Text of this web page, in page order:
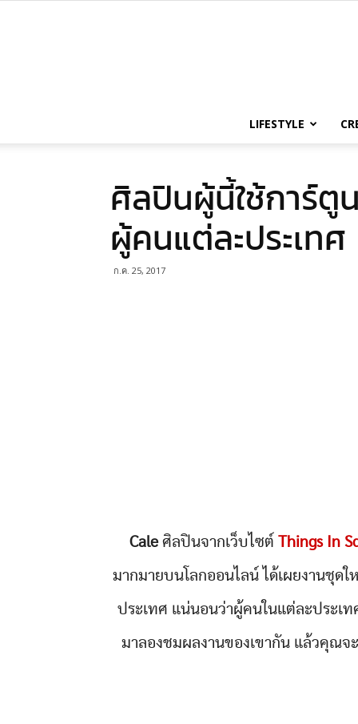
LIFESTYLE
ศิลปินผู้นี้ใช้การ์ตู
ผู้คนแต่ละประเทศ
ก.ค. 25, 2017
Cale ศิลปินจากเว็บไซต์ Things In
มากมายบนโลกออนไลน์ ได้เผยงานชุด
ประเทศ แน่นอนว่าผู้คนในแต่ละประเท
มาลองชมผลงานของเขากัน แล้วคุณจ